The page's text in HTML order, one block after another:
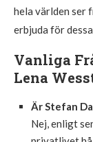
hela världen ser
erbjuda för
Vanliga
Lena
Är Stefan
Nej, enligt